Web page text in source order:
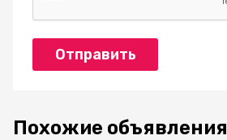
Отправить
Похожие объявления